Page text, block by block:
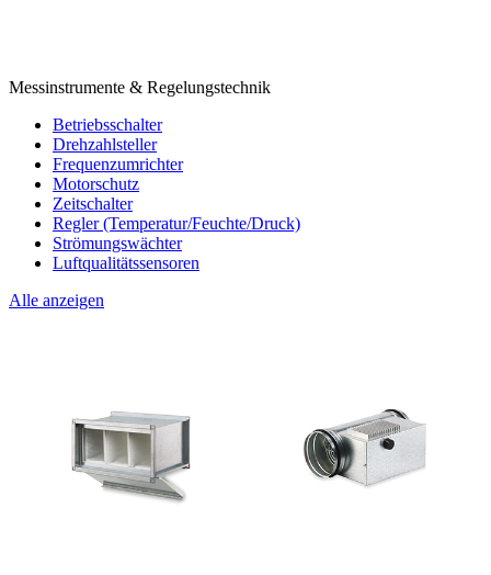
Messinstrumente & Regelungstechnik
Betriebsschalter
Drehzahlsteller
Frequenzumrichter
Motorschutz
Zeitschalter
Regler (Temperatur/Feuchte/Druck)
Strömungswächter
Luftqualitätssensoren
Alle anzeigen